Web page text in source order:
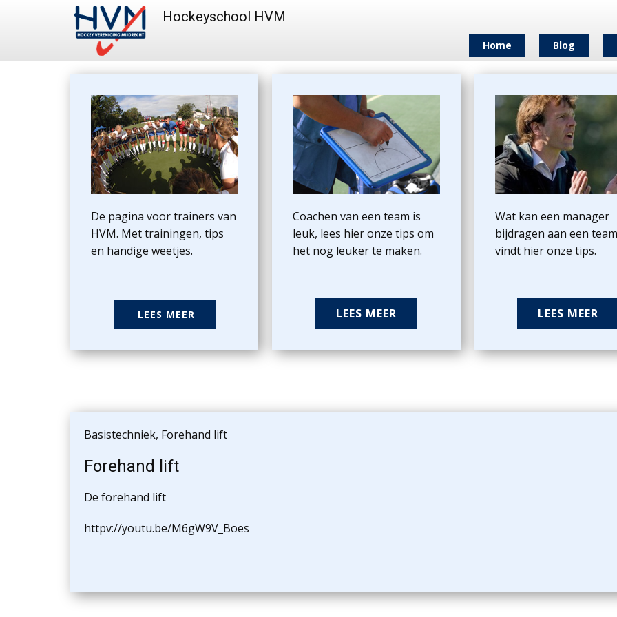
Hockeyschool HVM
Home Blog
De pagina voor trainers van
HVM. Met trainingen, tips
en handige weetjes.
LEES MEER
Coachen van een team is
leuk, lees hier onze tips om
het nog leuker te maken.
LEES MEER
Wat kan een manager
bijdragen aan een
vindt hier onze tips.
LEES MEER
Basistechniek, Forehand lift
Forehand lift
De forehand lift
httpv://youtu.be/M6gW9V_Boes